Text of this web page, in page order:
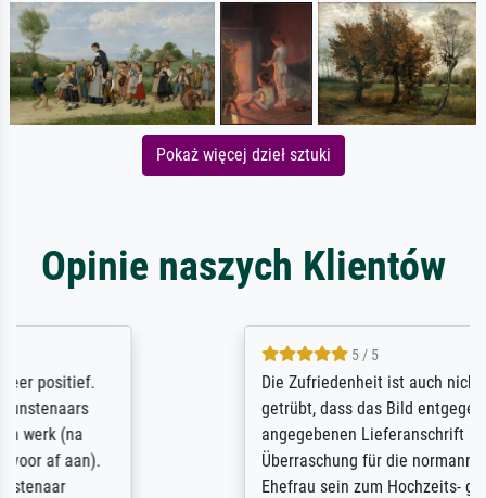
Pokaż więcej dzieł sztuki
Opinie naszych Klientów
Die Zufriedenheit ist auch nicht dadurch
getrübt, dass das Bild entgegen einer
angegebenen Lieferanschrift (sollte eine
Überraschung für die normannische
Ehefrau sein zum Hochzeits- gleichzeitig